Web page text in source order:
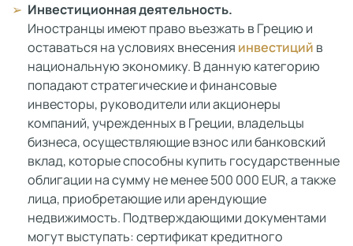
Инвестиционная деятельность.
Иностранцы имеют право въезжать в Грецию и
оставаться на условиях внесения инвестиций в
национальную экономику. В данную категорию
попадают стратегические и финансовые
инвесторы, руководители или акционеры
компаний, учрежденных в Греции, владельцы
бизнеса, осуществляющие взнос или банковский
вклад, которые способны купить государственные
облигации на сумму не менее 500 000 EUR, а также
лица, приобретающие или арендующие
недвижимость. Подтверждающими документами
могут выступать: сертификат кредитного